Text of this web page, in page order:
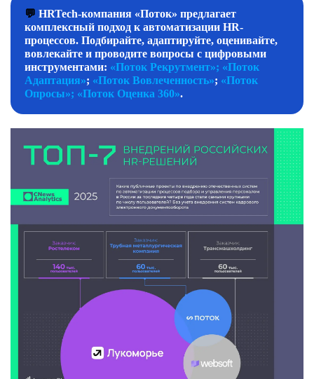
💬 HRTech-компания «Поток» предлагает
комплексный подход к автоматизации HR-
процессов. Подбирайте, адаптируйте, оценивайте,
вовлекайте и проводите вопросы с цифровыми
инструментами: «Поток Рекрутмент»; «Поток
Адаптация»; «Поток Вовлеченность»; «Поток
Опросы»; «Поток Оценка 360».